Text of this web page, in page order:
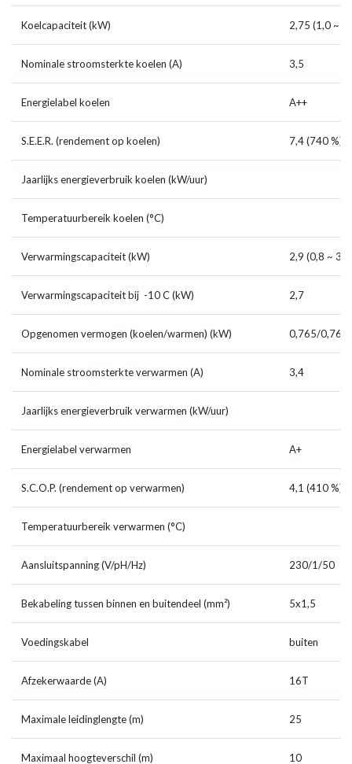
Koelcapaciteit (kW) 2,75 (1,0 ~
Nominale stroomsterkte koelen (A) 3,5
Energielabel koelen A++
S.E.E.R. (rendement op koelen) 7,4 (740 %)
Jaarlijks energieverbruik koelen (kW/uur)
Temperatuurbereik koelen (°C)
Verwarmingscapaciteit (kW) 2,9 (0,8 ~
Verwarmingscapaciteit bij -10 C (kW) 2,7
Opgenomen vermogen (koelen/warmen) (kW) 0,765/0,76
Nominale stroomsterkte verwarmen (A) 3,4
Jaarlijks energieverbruik verwarmen (kW/uur)
Energielabel verwarmen A+
S.C.O.P. (rendement op verwarmen) 4,1 (410 %)
Temperatuurbereik verwarmen (°C)
Aansluitspanning (V/pH/Hz) 230/1/50
Bekabeling tussen binnen en buitendeel (mm²) 5x1,5
Voedingskabel buiten
Afzekerwaarde (A) 16T
Maximale leidinglengte (m) 25
Maximaal hoogteverschil (m) 10